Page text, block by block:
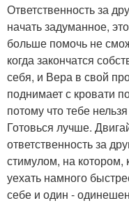
Ответственность за
начать задуманное,
больше помочь не
когда закончатся
себя, и Вера в свой
поднимает с кровати
потому что тебе
Готовься лучше.
ответственность за
стимулом, на котором,
уехать намного
себе и один -